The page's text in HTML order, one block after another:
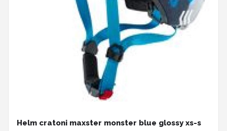
Helm cratoni maxster monster blue glossy xs-s